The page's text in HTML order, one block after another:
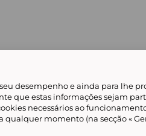
Ajuda e Contacto Gerir os meus cookies
desempenho e ainda para lhe
que estas informações sejam
necessários ao
momento (na secção «